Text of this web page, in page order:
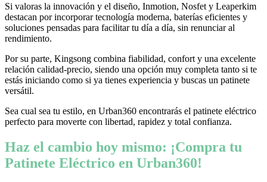
Si valoras la innovación y el diseño, Inmotion, Nosfet y Leaperkim
destacan por incorporar tecnología moderna, baterías eficientes y
soluciones pensadas para facilitar tu día a día, sin renunciar al
rendimiento.
Por su parte, Kingsong combina fiabilidad, confort y una excelente
relación calidad-precio, siendo una opción muy completa tanto si te
estás iniciando como si ya tienes experiencia y buscas un patinete
versátil.
Sea cual sea tu estilo, en Urban360 encontrarás el patinete eléctrico
perfecto para moverte con libertad, rapidez y total confianza.
Haz el cambio hoy mismo: ¡Compra tu
Patinete Eléctrico en Urban360!